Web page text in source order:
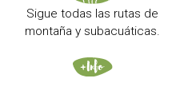
Sigue todas las rutas de
montaña y subacuáticas.